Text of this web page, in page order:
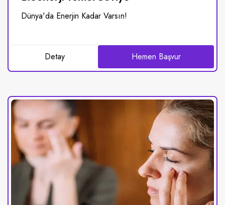
Dünya'da Enerjin Kadar Varsın!
Detay Hemen Başvur